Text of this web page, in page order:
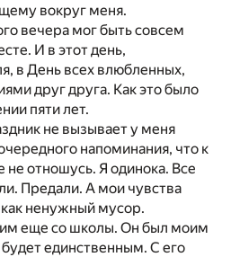
вокруг меня.
вечера мог быть совсем
И в этот день,
в День всех влюбленных,
друг друга. Как это было
пяти лет.
не вызывает у меня
напоминания, что к
отношусь. Я одинока. Все
Предали. А мои чувства
ненужный мусор.
еще со школы. Он был моим
единственным. С его